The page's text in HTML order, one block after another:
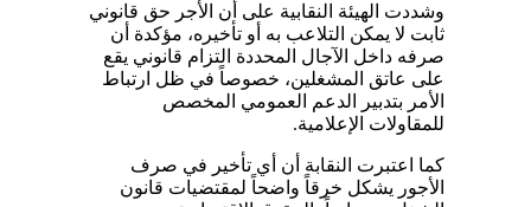
وشددت الهيئة النقابية على أن الأجر حق قانوني
ثابت لا يمكن التلاعب به أو تأخيره، مؤكدة أن
صرفه داخل الآجال المحددة التزام قانوني يقع
على عاتق المشغلين، خصوصاً في ظل ارتباط
الأمر بتدبير الدعم العمومي المخصص
للمقاولات الإعلامية.
كما اعتبرت النقابة أن أي تأخير في صرف
الأجور يشكل خرقاً واضحاً لمقتضيات قانون